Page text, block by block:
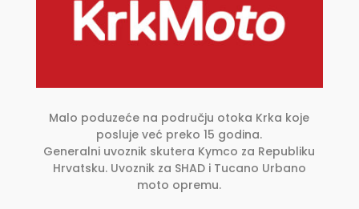
proizvoda
Malo poduzeće na području otoka Krka koje
posluje već preko 15 godina.
Generalni uvoznik skutera Kymco za Republiku
Hrvatsku. Uvoznik za SHAD i Tucano Urbano
moto opremu.